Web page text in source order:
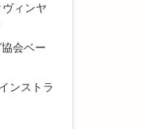
ィンヤ
会ベー
ンストラ